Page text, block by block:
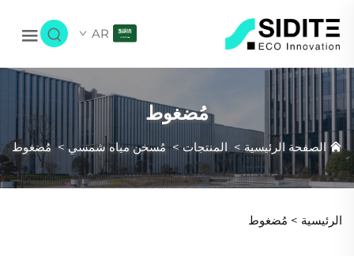
AR
مُضغوط
الصفحة الرئيسية> المنتجات>مُسخن مياه شمسي> مُضغوط
الرئيسية > مُضغوط